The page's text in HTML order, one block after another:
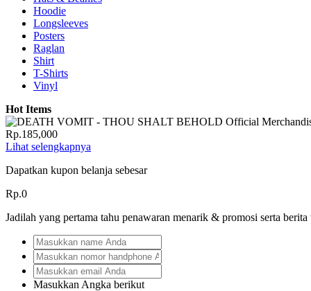
Hoodie
Longsleeves
Posters
Raglan
Shirt
T-Shirts
Vinyl
Hot Items
Rp.185,000
Lihat selengkapnya
Dapatkan kupon belanja sebesar
Rp.0
Jadilah yang pertama tahu penawaran menarik & promosi serta
Masukkan Angka berikut